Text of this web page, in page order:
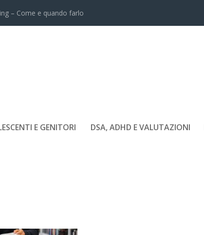
– Come e quando farlo
E GENITORI DSA, ADHD E VALUTAZIONI